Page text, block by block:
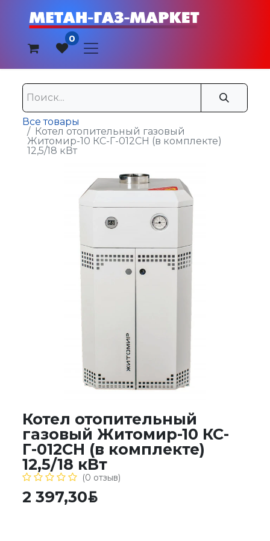
0
Все товары
Котел отопительный газовый
Житомир-10 КС-Г-012СН (в комплекте)
12,5/18 кВт
Котел отопительный
газовый Житомир-10 КС-
Г-012СН (в комплекте)
12,5/18 кВт
(0 отзыв)
2 397,30